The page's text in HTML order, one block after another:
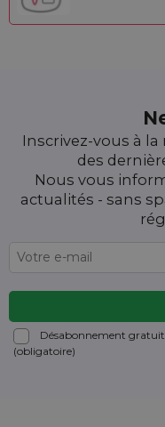
Inscrivez-vous à
des
Nous vous
actualités - sans
Désabonnement
(obligatoire)